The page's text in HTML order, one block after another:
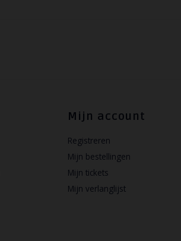
Mijn account
Registreren
Mijn bestellingen
Mijn tickets
Mijn verlanglijst